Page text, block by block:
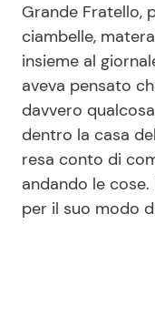
Mondo Mamma
News benessere
Salute
Viaggi e Turismo
Grande Fratello,
ciambelle,
insieme al
aveva pensato
davvero
dentro la casa
resa conto di
andando le
per il suo modo